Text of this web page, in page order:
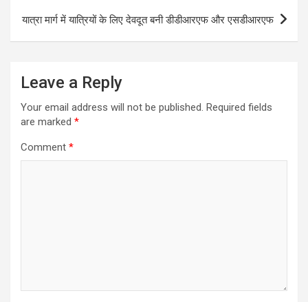
यात्रा मार्ग में यात्रियों के लिए देवदूत बनी डीडीआरएफ और एसडीआरएफ
Leave a Reply
Your email address will not be published. Required fields
are marked *
Comment *